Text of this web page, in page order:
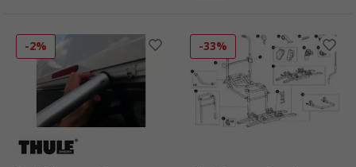
-2% -33%